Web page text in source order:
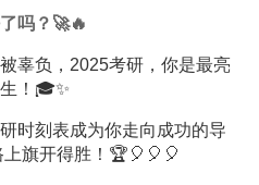
吗？🚀🔥
辜负，2025考研，你是最亮
！🎓✨
时刻表成为你走向成功的导
旗开得胜！🏆🎈🎈🎈